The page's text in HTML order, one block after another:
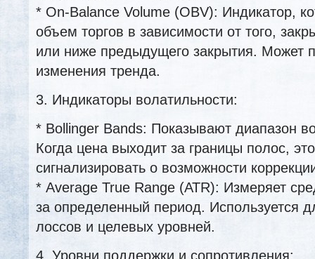
* On-Balance Volume (OBV): Индикатор,
объем торгов в зависимости от того,
или ниже предыдущего закрытия. Может
изменения тренда.
3. Индикаторы волатильности:
* Bollinger Bands: Показывают диапазон
Когда цена выходит за границы полос,
сигнализировать о возможности
* Average True Range (ATR): Измеряет
за определенный период. Используется
лоссов и целевых уровней.
4. Уровни поддержки и сопротивления: